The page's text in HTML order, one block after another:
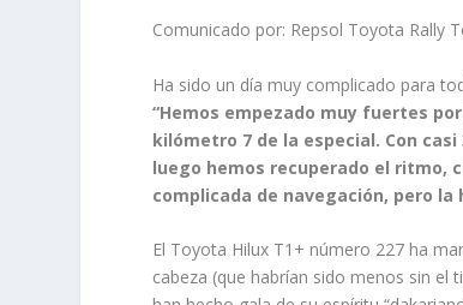
Comunicado por: Repsol Toyota Rally
Ha sido un día muy complicado para
“Hemos empezado muy fuertes
kilómetro 7 de la especial. Con
luego hemos recuperado el ritmo,
complicada de navegación, pero la
El Toyota Hilux T1+ número 227 ha
cabeza (que habrían sido menos sin el